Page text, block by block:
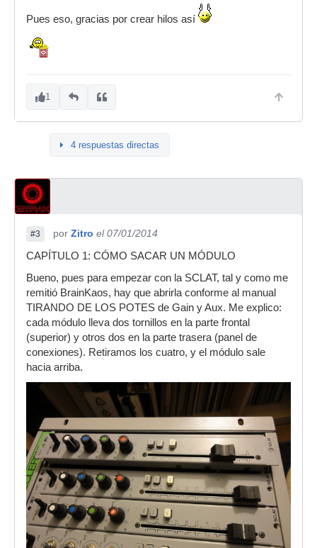
Pues eso, gracias por crear hilos así
1
4 respuestas directas
#3 por Zitro el 07/01/2014
CAPÍTULO 1: CÓMO SACAR UN MÓDULO
Bueno, pues para empezar con la SCLAT, tal y como me
remitió BrainKaos, hay que abrirla conforme al manual
TIRANDO DE LOS POTES de Gain y Aux. Me explico:
cada módulo lleva dos tornillos en la parte frontal
(superior) y otros dos en la parte trasera (panel de
conexiones). Retiramos los cuatro, y el módulo sale
hacia arriba.